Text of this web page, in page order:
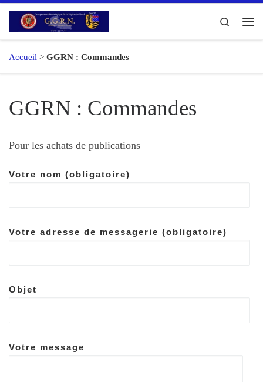
Passer au contenu
Search
Accueil > GGRN : Commandes
GGRN : Commandes
Pour les achats de publications
Votre nom (obligatoire)
Votre adresse de messagerie (obligatoire)
Objet
Votre message